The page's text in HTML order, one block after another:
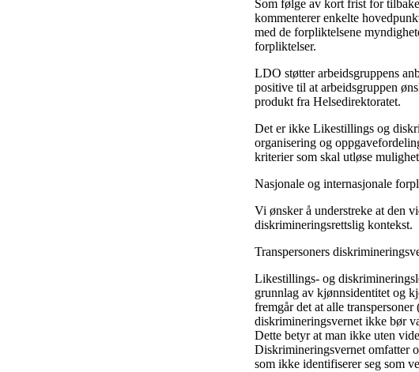
Som følge av kort frist for
kommenterer enkelte
med de forpliktelsene
forpliktelser.
LDO støtter arbeidsgruppens
positive til at arbeidsgruppen
produkt fra Helsedirektoratet.
Det er ikke Likestillings og
organisering og
kriterier som skal utløse
Nasjonale og internasjonale
Vi ønsker å understreke at den
diskrimineringsrettslig kontekst.
Transpersoners
Likestillings- og
grunnlag av kjønnsidentitet og
fremgår det at alle
diskrimineringsvernet ikke bør
Dette betyr at man ikke uten
Diskrimineringsvernet omfatter
som ikke identifiserer seg som